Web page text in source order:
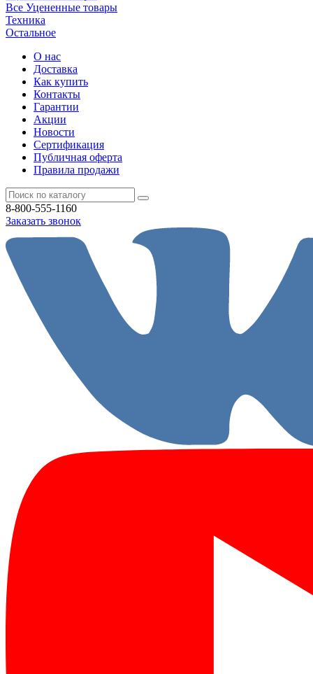
Все Уцененные товары
Техника
Остальное
О нас
Доставка
Как купить
Контакты
Гарантии
Акции
Новости
Cертификация
Публичная оферта
Правила продажи
8-800-555-1160
Заказать звонок